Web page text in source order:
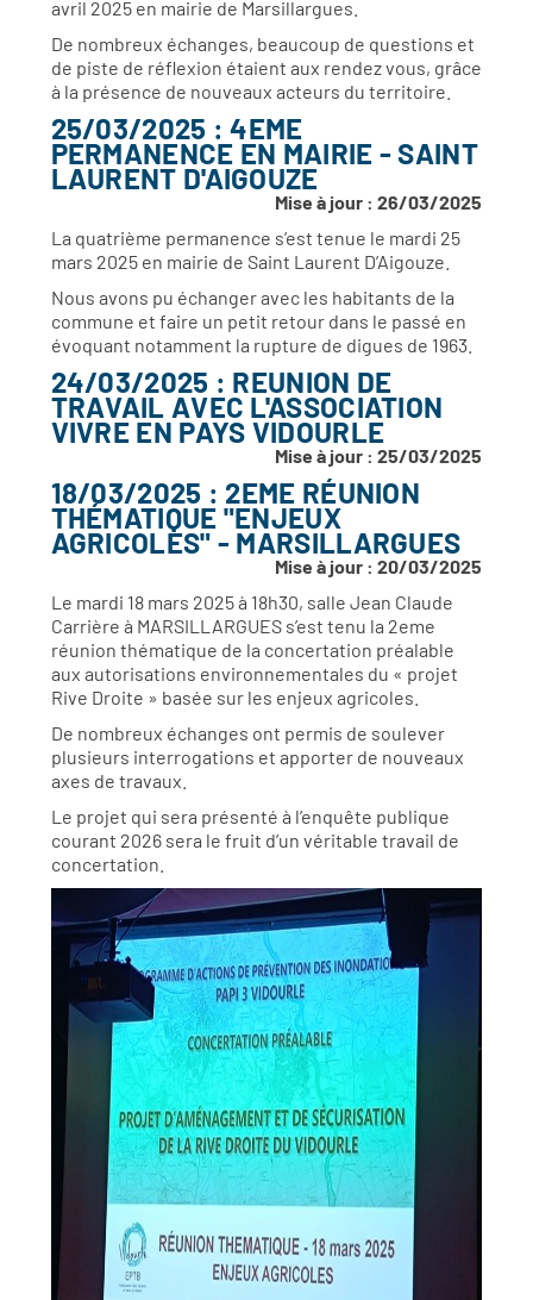
avril 2025 en mairie de Marsillargues.
De nombreux échanges, beaucoup de questions et
de piste de réflexion étaient aux rendez vous, grâce
à la présence de nouveaux acteurs du territoire.
25/03/2025 : 4EME
PERMANENCE EN MAIRIE - SAINT
LAURENT D'AIGOUZE
Mise à jour : 26/03/2025
La quatrième permanence s’est tenue le mardi 25
mars 2025 en mairie de Saint Laurent D’Aigouze.
Nous avons pu échanger avec les habitants de la
commune et faire un petit retour dans le passé en
évoquant notamment la rupture de digues de 1963.
24/03/2025 : REUNION DE
TRAVAIL AVEC L'ASSOCIATION
VIVRE EN PAYS VIDOURLE
Mise à jour : 25/03/2025
18/03/2025 : 2EME RÉUNION
THÉMATIQUE "ENJEUX
AGRICOLES" - MARSILLARGUES
Mise à jour : 20/03/2025
Le mardi 18 mars 2025 à 18h30, salle Jean Claude
Carrière à MARSILLARGUES s’est tenu la 2eme
réunion thématique de la concertation préalable
aux autorisations environnementales du « projet
Rive Droite » basée sur les enjeux agricoles.
De nombreux échanges ont permis de soulever
plusieurs interrogations et apporter de nouveaux
axes de travaux.
Le projet qui sera présenté à l’enquête publique
courant 2026 sera le fruit d’un véritable travail de
concertation.